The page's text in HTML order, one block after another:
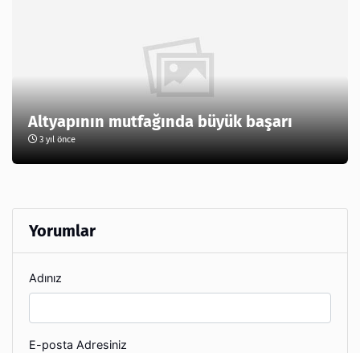
Altyapının mutfağında büyük başarı
3 yıl önce
Yorumlar
Adınız
E-posta Adresiniz